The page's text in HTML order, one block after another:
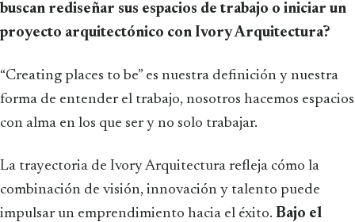
buscan rediseñar sus espacios de trabajo o iniciar un
proyecto arquitectónico con Ivory Arquitectura?
“Creating places to be” es nuestra definición y nuestra
forma de entender el trabajo, nosotros hacemos espacios
con alma en los que ser y no solo trabajar.
La trayectoria de Ivory Arquitectura refleja cómo la
combinación de visión, innovación y talento puede
impulsar un emprendimiento hacia el éxito. Bajo el